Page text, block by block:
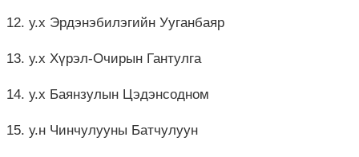
12. у.х Эрдэнэбилэгийн Ууганбаяр
13. у.х Хүрэл-Очирын Гантулга
14. у.х Баянзулын Цэдэнсодном
15. у.н Чинчулууны Батчулуун